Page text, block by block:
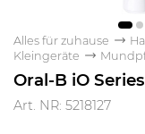
Alles für zuhause
Kleingeräte
Oral-B iO
Art. NR: 5218127